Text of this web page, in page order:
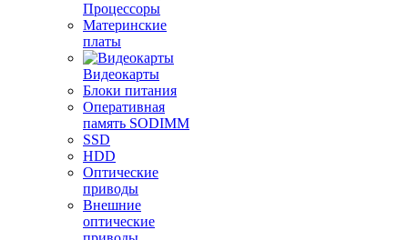
Процессоры
Материнские
платы
Видеокарты
Блоки питания
Оперативная
память SODIMM
SSD
HDD
Оптические
приводы
Внешние
оптические